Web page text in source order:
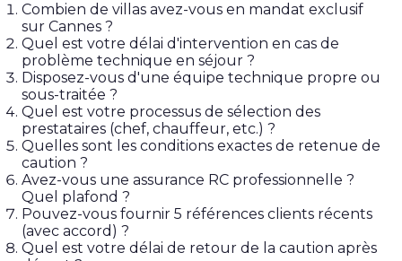
Combien de villas avez-vous en mandat exclusif
sur Cannes ?
Quel est votre délai d'intervention en cas de
problème technique en séjour ?
Disposez-vous d'une équipe technique propre ou
sous-traitée ?
Quel est votre processus de sélection des
prestataires (chef, chauffeur, etc.) ?
Quelles sont les conditions exactes de retenue de
caution ?
Avez-vous une assurance RC professionnelle ?
Quel plafond ?
Pouvez-vous fournir 5 références clients récents
(avec accord) ?
Quel est votre délai de retour de la caution après